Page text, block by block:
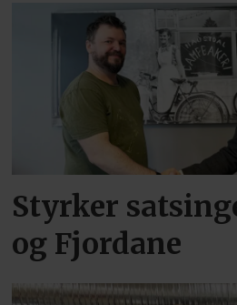
Styrker
og Fjordane